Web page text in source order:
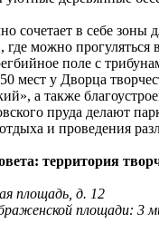
сочетает в себе зоны
где можно прогуляться
поле с
мест у Дворца
а также
пруда делают
и проведения
территория
площадь, д. 12
площади: 3